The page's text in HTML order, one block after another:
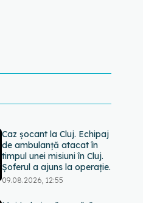
Caz șocant la Cluj. Echipaj
de ambulanță atacat în
timpul unei misiuni în Cluj.
Șoferul a ajuns la operație.
09.08.2026, 12:55